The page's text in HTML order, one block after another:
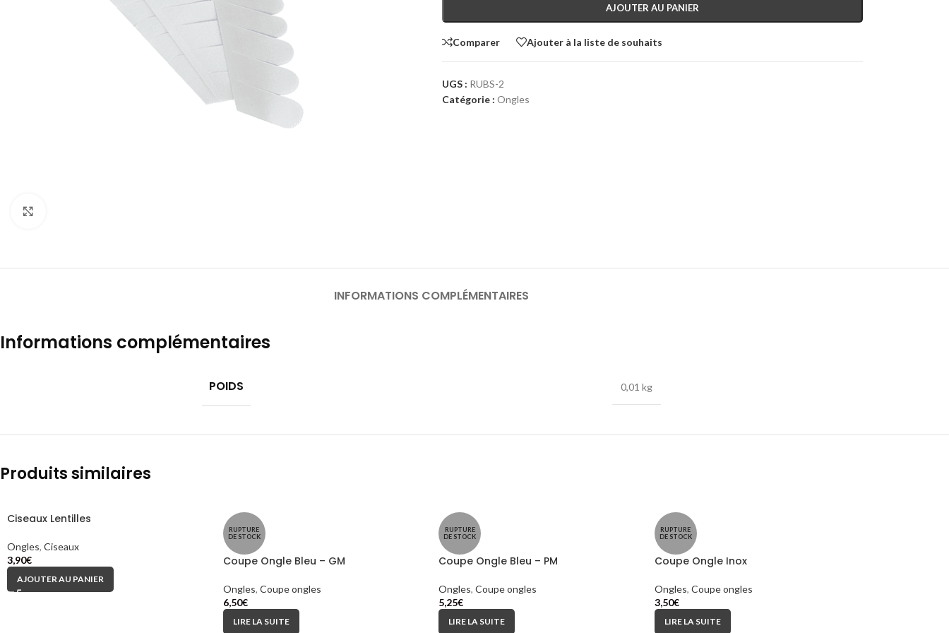
AJOUTER AU PANIER
Comparer Ajouter à la liste de souhaits
UGS : RUBS-2
Catégorie : Ongles
INFORMATIONS COMPLÉMENTAIRES
Informations complémentaires
POIDS 0,01 kg
Produits similaires
Ciseaux Lentilles
Ongles, Ciseaux
3,90€
AJOUTER AU PANIER
RUPTURE
DE STOCK
Coupe Ongle Bleu – GM
Ongles, Coupe ongles
6,50€
LIRE LA SUITE
RUPTURE
DE STOCK
Coupe Ongle Bleu – PM
Ongles, Coupe ongles
5,25€
LIRE LA SUITE
RUPTURE
DE STOCK
Coupe Ongle Inox
Ongles, Coupe ongles
3,50€
LIRE LA SUITE